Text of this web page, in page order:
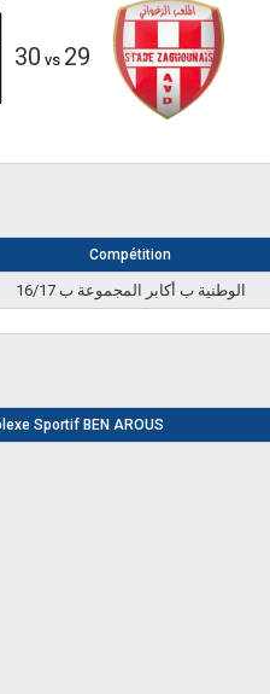
30 vs 29
Compétition
الوطنية ب أكابر المجموعة ب 16/17
Sportif BEN AROUS